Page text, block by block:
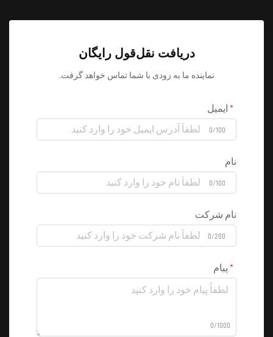
دریافت نقل‌قول رایگان
نماینده ما به زودی با شما تماس خواهد گرفت.
ایمیل
0/100
نام
0/100
نام شرکت
0/200
پیام
0/1000